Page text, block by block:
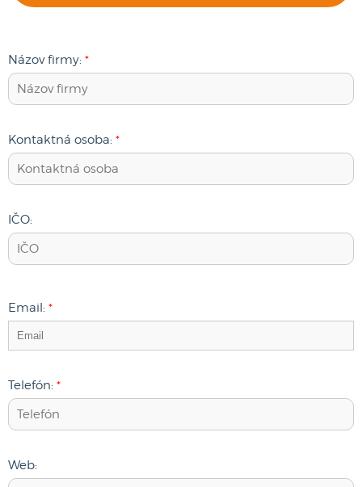
Názov firmy: *
Kontaktná osoba: *
IČO:
Email: *
Telefón: *
Web: